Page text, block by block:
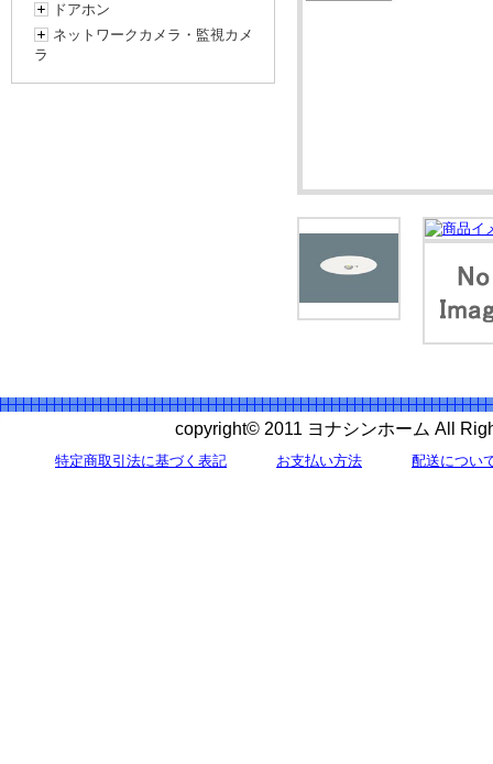
ドアホン
ネットワークカメラ・監視カメ
ラ
copyright© 2011 ヨナシンホーム All
特定商取引法に基づく表記 お支払い方法 配送につい